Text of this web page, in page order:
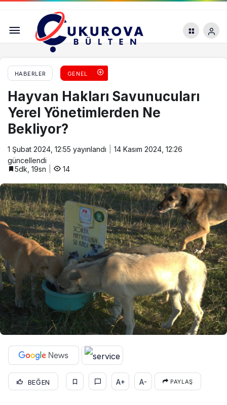
HABERLER GENEL
Hayvan Hakları Savunucuları
Yerel Yönetimlerden Ne
Bekliyor?
1 Şubat 2024, 12:55 yayınlandı
14 Kasım 2024, 12:26
güncellendi
5dk, 19sn
14
BEĞEN A+ A- PAYLAŞ
Mersin’de Erciyas Boru’da Grev Başladı